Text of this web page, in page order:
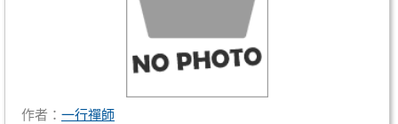
作者： 一行禪師